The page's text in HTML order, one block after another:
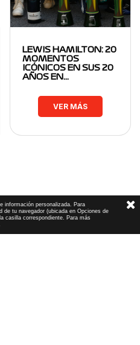
LEWIS HAMILTON: 20
MOMENTOS
ICÓNICOS EN SUS 20
AÑOS EN…
VER MÁS
información personalizada. Para
de tu navegador (ubicada en Opciones de
casilla correspondiente. Para más